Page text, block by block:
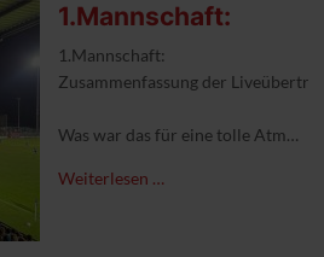
1.Mannschaft:
1.Mannschaft:
Zusammenfassung der
Was war das für eine tolle
Hier geht es zu der
Weiterlesen …